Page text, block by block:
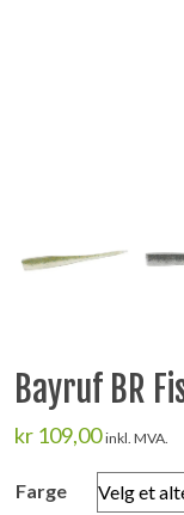
Bayruf BR
kr 109,00 inkl. MVA.
Farge